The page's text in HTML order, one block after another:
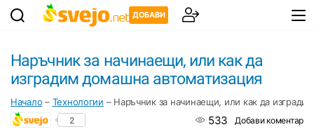
ДОБАВИ
Наръчник за начинаещи, или как да
изградим домашна автоматизация
Начало – Технологии – Наръчник за начинаещи, или как да
2 533 Добави коментар